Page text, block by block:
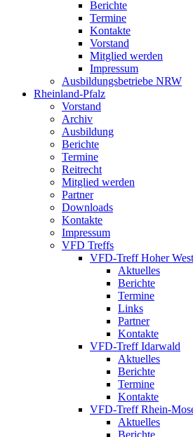
Berichte
Termine
Kontakte
Vorstand
Mitglied werden
Impressum
Ausbildungsbetriebe NRW
Rheinland-Pfalz
Vorstand
Archiv
Ausbildung
Berichte
Termine
Reitrecht
Mitglied werden
Partner
Downloads
Kontakte
Impressum
VFD Treffs
VFD-Treff Hoher
Aktuelles
Berichte
Termine
Links
Partner
Kontakte
VFD-Treff Idarwald
Aktuelles
Berichte
Termine
Kontakte
VFD-Treff Rhein-
Aktuelles
Berichte